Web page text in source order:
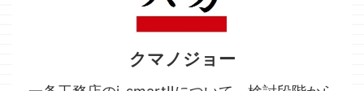
クマノジョー